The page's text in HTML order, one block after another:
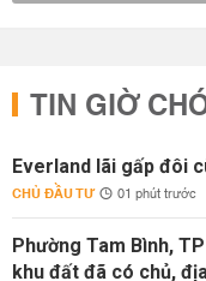
TIN GIỜ
Everland lãi gấp đôi
CHỦ ĐẦU TƯ 01 phút trước
Phường Tam Bình,
khu đất đã có chủ,